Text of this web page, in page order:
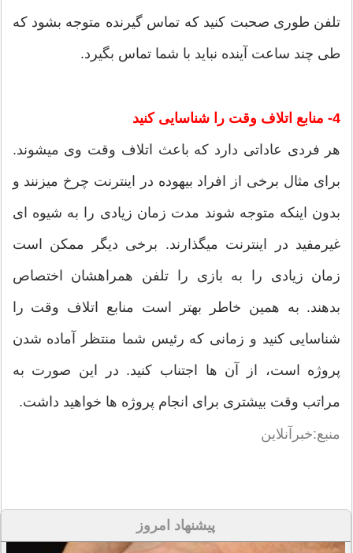
تلفن طوری صحبت کنید که تماس گیرنده متوجه بشود که
طی چند ساعت آینده نباید با شما تماس بگیرد.
4- منابع اتلاف وقت را شناسایی کنید
هر فردی عاداتی دارد که باعث اتلاف وقت وی می‏شوند.
برای مثال برخی از افراد بیهوده در اینترنت چرخ می‏زنند و
بدون اینکه متوجه شوند مدت زمان زیادی را به شیوه ای
غیرمفید در اینترنت می‏گذارند. برخی دیگر ممکن است
زمان زیادی را به بازی را تلفن همراهشان اختصاص
بدهند. به همین خاطر بهتر است منابع اتلاف وقت را
شناسایی کنید و زمانی که رئیس شما منتظر آماده شدن
پروژه است، از آن ها اجتناب کنید. در این صورت به
مراتب وقت بیشتری برای انجام پروژه ها خواهید داشت.
منبع:خبرآنلاین
پیشنهاد امروز